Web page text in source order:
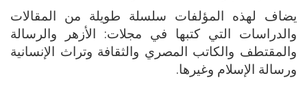
يضاف لهذه المؤلفات سلسلة طويلة من المقالات
والدراسات التي كتبها في مجلات: الأزهر والرسالة
والمقتطف والكاتب المصري والثقافة وتراث الإنسانية
ورسالة الإسلام وغيرها.